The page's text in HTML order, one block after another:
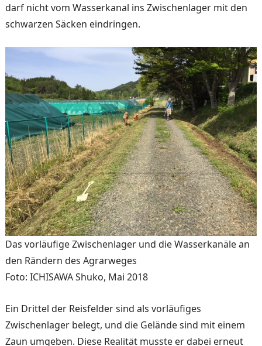
darf nicht vom Wasserkanal ins Zwischenlager mit den
schwarzen Säcken eindringen.
Das vorläufige Zwischenlager und die Wasserkanäle an
den Rändern des Agrarweges
Foto: ICHISAWA Shuko, Mai 2018
Ein Drittel der Reisfelder sind als vorläufiges
Zwischenlager belegt, und die Gelände sind mit einem
Zaun umgeben. Diese Realität musste er dabei erneut